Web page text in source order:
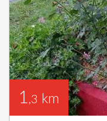
1 ,3 km